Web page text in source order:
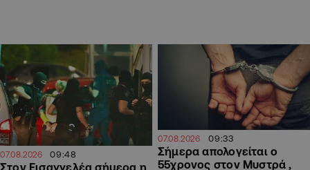
07.08.2026 09:48
Στον Εισαγγελέα σήμερα η
07.08.2026 09:33
Σήμερα απολογείται ο
55χρονος στον Μυστρά ,